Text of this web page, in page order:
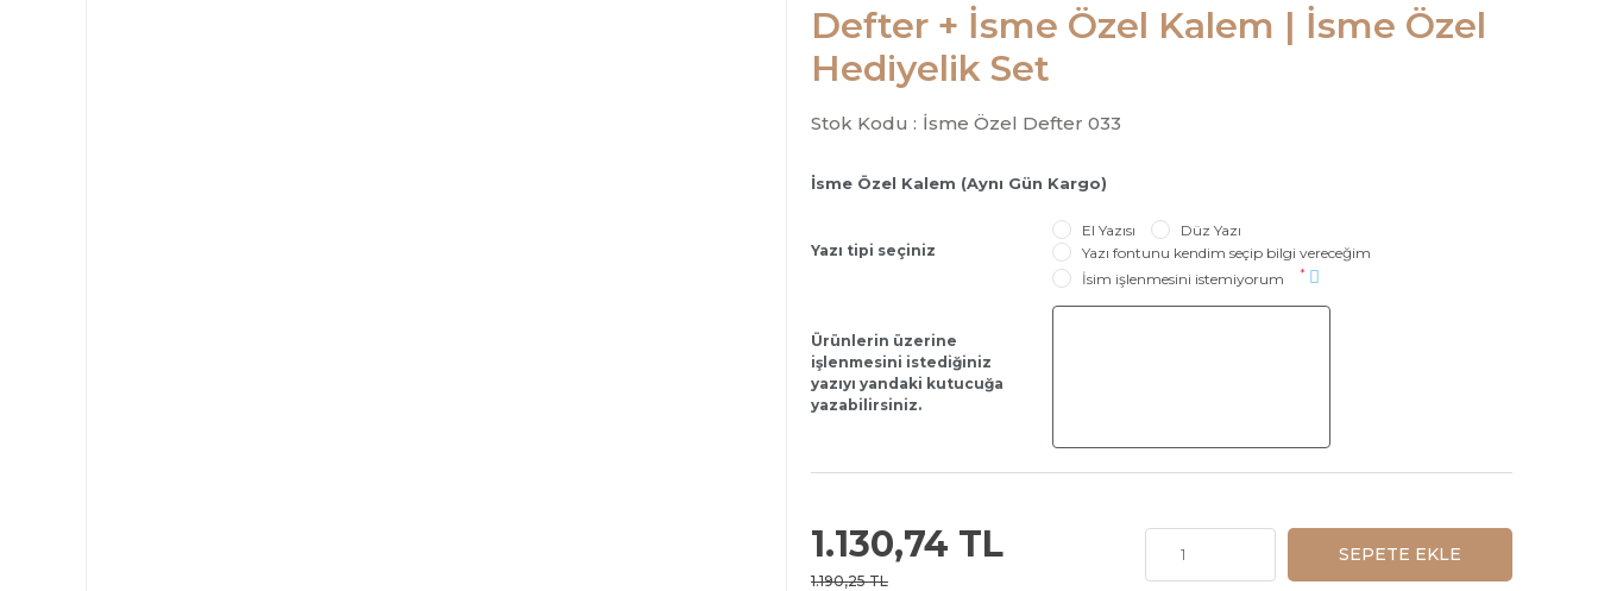
Defter + İsme Özel Kalem | İsme Özel
Hediyelik Set
Stok Kodu : İsme Özel Defter 033
İsme Özel Kalem (Aynı Gün Kargo)
Yazı tipi seçiniz
El Yazısı
Düz Yazı
Yazı fontunu kendim seçip bilgi vereceğim
İsim işlenmesini istemiyorum
*
Ürünlerin üzerine
işlenmesini istediğiniz
yazıyı yandaki kutucuğa
yazabilirsiniz.
1.130,74 TL
1.190,25 TL
SEPETE EKLE